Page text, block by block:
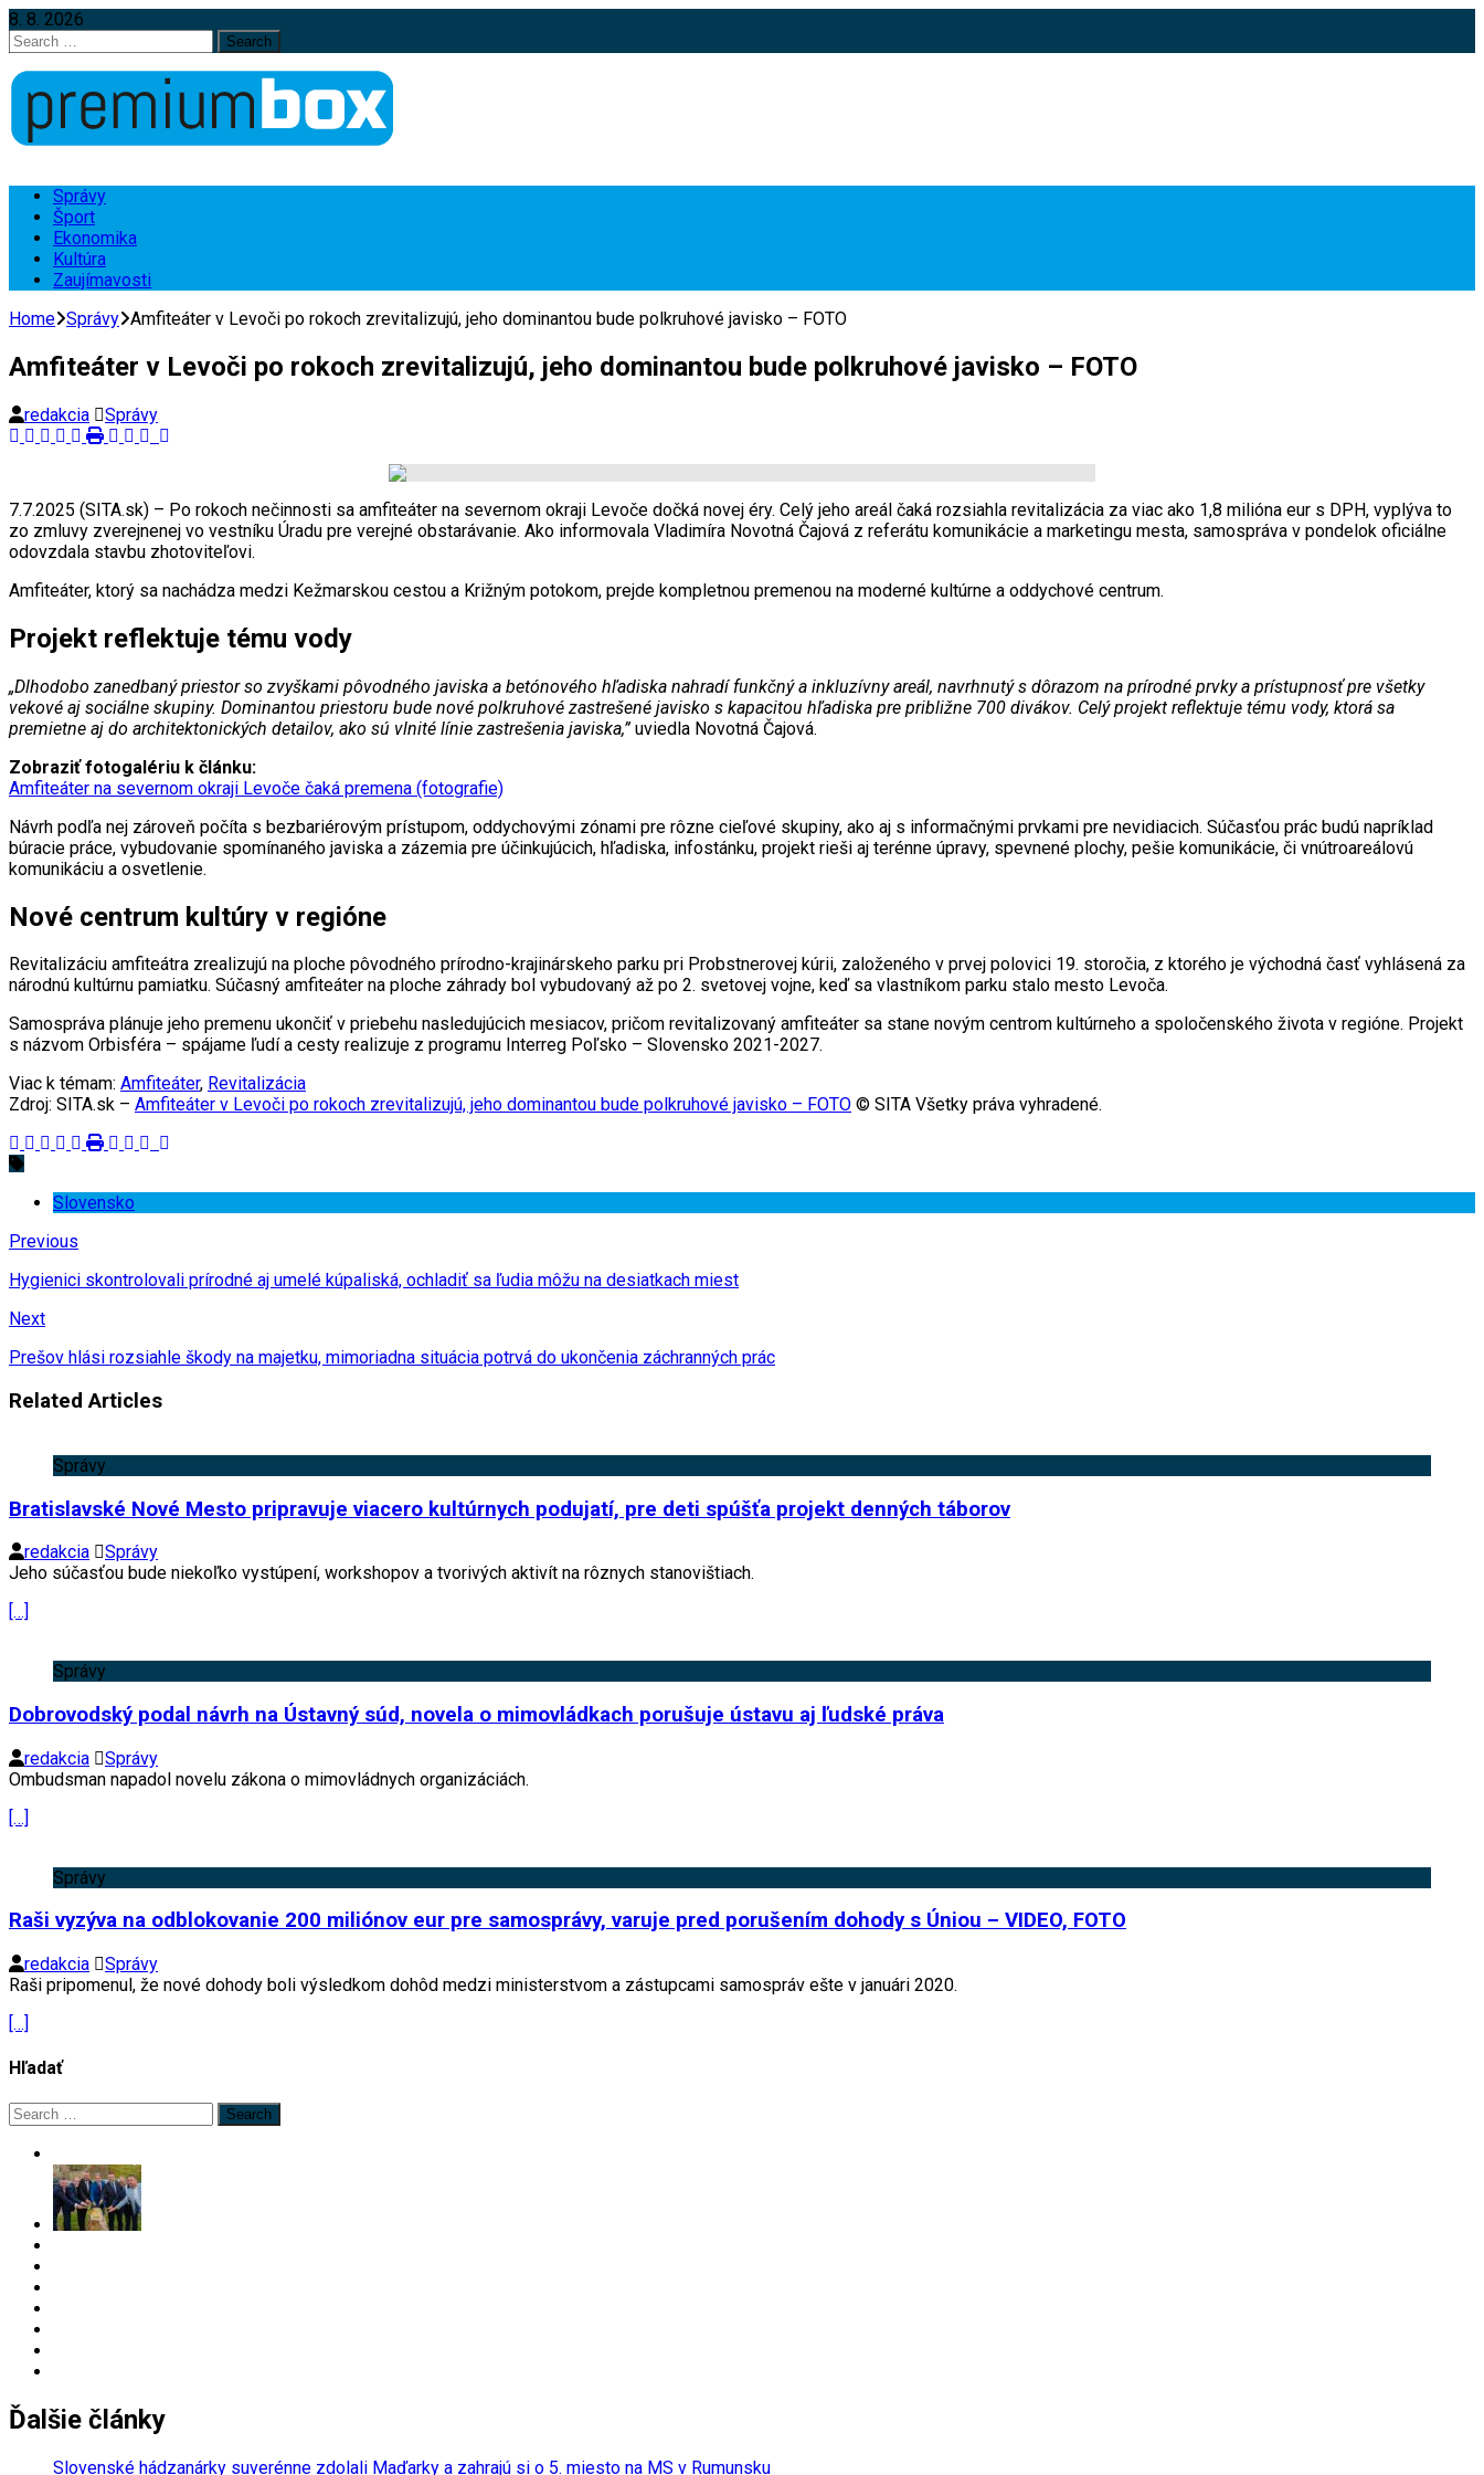
8. 8. 2026
Search
for:
Správy
Šport
Ekonomika
Kultúra
Zaujímavosti
Home Správy Amfiteáter v Levoči po rokoch zrevitalizujú, jeho dominantou bude polkruhové javisko – FOTO
Amfiteáter v Levoči po rokoch zrevitalizujú, jeho dominantou bude polkruhové javisko – FOTO
redakcia Správy
7.7.2025 (SITA.sk) – Po rokoch nečinnosti sa amfiteáter na severnom okraji Levoče dočká novej éry. Celý jeho areál čaká rozsiahla revitalizácia za viac ako 1,8 milióna eur s DPH, vyplýva to
zo zmluvy zverejnenej vo vestníku Úradu pre verejné obstarávanie. Ako informovala Vladimíra Novotná Čajová z referátu komunikácie a marketingu mesta, samospráva v pondelok oficiálne
odovzdala stavbu zhotoviteľovi.
Amfiteáter, ktorý sa nachádza medzi Kežmarskou cestou a Križným potokom, prejde kompletnou premenou na moderné kultúrne a oddychové centrum.
Projekt reflektuje tému vody
„Dlhodobo zanedbaný priestor so zvyškami pôvodného javiska a betónového hľadiska nahradí funkčný a inkluzívny areál, navrhnutý s dôrazom na prírodné prvky a prístupnosť pre všetky
vekové aj sociálne skupiny. Dominantou priestoru bude nové polkruhové zastrešené javisko s kapacitou hľadiska pre približne 700 divákov. Celý projekt reflektuje tému vody, ktorá sa
premietne aj do architektonických detailov, ako sú vlnité línie zastrešenia javiska,”uviedla Novotná Čajová.
Zobraziť fotogalériu k článku:
Amfiteáter na severnom okraji Levoče čaká premena (fotografie)
Návrh podľa nej zároveň počíta s bezbariérovým prístupom, oddychovými zónami pre rôzne cieľové skupiny, ako aj s informačnými prvkami pre nevidiacich. Súčasťou prác budú napríklad
búracie práce, vybudovanie spomínaného javiska a zázemia pre účinkujúcich, hľadiska, infostánku, projekt rieši aj terénne úpravy, spevnené plochy, pešie komunikácie, či vnútroareálovú
komunikáciu a osvetlenie.
Nové centrum kultúry v regióne
Revitalizáciu amfiteátra zrealizujú na ploche pôvodného prírodno-krajinárskeho parku pri Probstnerovej kúrii, založeného v prvej polovici 19. storočia, z ktorého je východná časť vyhlásená za
národnú kultúrnu pamiatku. Súčasný amfiteáter na ploche záhrady bol vybudovaný až po 2. svetovej vojne, keď sa vlastníkom parku stalo mesto Levoča.
Samospráva plánuje jeho premenu ukončiť v priebehu nasledujúcich mesiacov, pričom revitalizovaný amfiteáter sa stane novým centrom kultúrneho a spoločenského života v regióne. Projekt
s názvom Orbisféra – spájame ľudí a cesty realizuje z programu Interreg Poľsko – Slovensko 2021-2027.
Viac k témam: Amfiteáter, Revitalizácia
Zdroj: SITA.sk – Amfiteáter v Levoči po rokoch zrevitalizujú, jeho dominantou bude polkruhové javisko – FOTO © SITA Všetky práva vyhradené.
Slovensko
Previous
Hygienici skontrolovali prírodné aj umelé kúpaliská, ochladiť sa ľudia môžu na desiatkach miest
Next
Prešov hlási rozsiahle škody na majetku, mimoriadna situácia potrvá do ukončenia záchranných prác
Related Articles
Správy
Bratislavské Nové Mesto pripravuje viacero kultúrnych podujatí, pre deti spúšťa projekt denných táborov
redakcia
Správy
Jeho súčasťou bude niekoľko vystúpení, workshopov a tvorivých aktivít na rôznych stanovištiach.
[…]
Správy
Dobrovodský podal návrh na Ústavný súd, novela o mimovládkach porušuje ústavu aj ľudské práva
redakcia
Správy
Ombudsman napadol novelu zákona o mimovládnych organizáciách.
[…]
Správy
Raši vyzýva na odblokovanie 200 miliónov eur pre samosprávy, varuje pred porušením dohody s Úniou – VIDEO, FOTO
redakcia
Správy
Raši pripomenul, že nové dohody boli výsledkom dohôd medzi ministerstvom a zástupcami samospráv ešte v januári 2020.
[…]
Hľadať
Search
for:
Ďalšie články
Slovenské hádzanárky suverénne zdolali Maďarky a zahrajú si o 5. miesto na MS v Rumunsku